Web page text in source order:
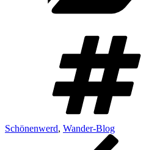
Schönenwerd, Wander-Blog
Beitragsnavigation